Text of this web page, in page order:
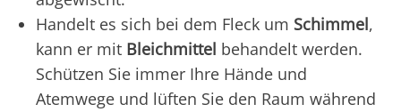
Handelt es sich bei dem Fleck um Schimmel,
kann er mit Bleichmittel behandelt werden.
Schützen Sie immer Ihre Hände und
Atemwege und lüften Sie den Raum während